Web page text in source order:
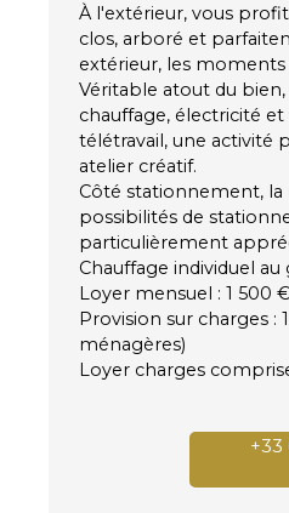
À l'extérieur, vous
clos, arboré et
extérieur, les moments
Véritable atout du
chauffage, électricité
télétravail, une activité
atelier créatif.
Côté stationnement, la
possibilités de
particulièrement
Chauffage individuel au
Loyer mensuel : 1 500 €
Provision sur charges
ménagères)
Loyer charges
+33